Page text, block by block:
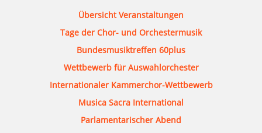
Übersicht Veranstaltungen
Tage der Chor- und Orchestermusik
Bundesmusiktreffen 60plus
Wettbewerb für Auswahlorchester
Internationaler Kammerchor-Wettbewerb
Musica Sacra International
Parlamentarischer Abend